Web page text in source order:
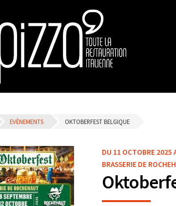
EVÈNEMENTS OKTOBERFEST BELGIQUE
DU 11 OCTOBRE 2025
BRASSERIE DE